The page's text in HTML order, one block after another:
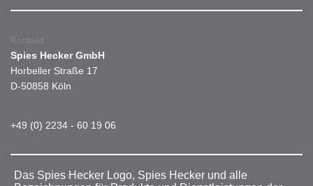
Kontakt
Spies Hecker GmbH
Horbeller Straße 17
D-50858 Köln
+49 (0) 2234 - 60 19 06
Das Spies Hecker Logo, Spies Hecker und alle